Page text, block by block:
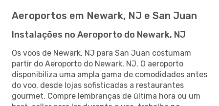
Aeroportos em Newark, NJ e San Juan
Instalações no Aeroporto do Newark, NJ
Os voos de Newark, NJ para San Juan costumam
partir do Aeroporto do Newark, NJ. O aeroporto
disponibiliza uma ampla gama de comodidades antes
do voo, desde lojas sofisticadas a restaurantes
gourmet. Compre lembranças de última hora ou um